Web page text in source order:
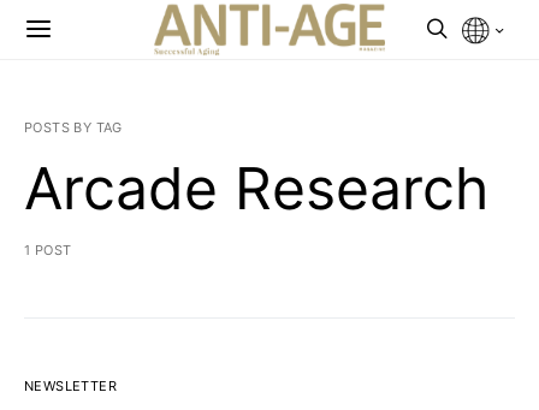
POSTS BY TAG
Arcade Research
1 POST
NEWSLETTER